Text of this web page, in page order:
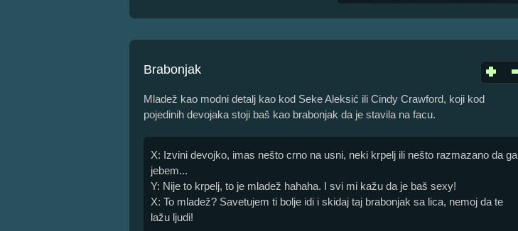
Brabonjak
Mladež kao modni detalj kao kod Seke Aleksić ili Cindy Crawford, koji kod
pojedinih devojaka stoji baš kao brabonjak da je stavila na facu.
X: Izvini devojko, imas nešto crno na usni, neki krpelj ili nešto razmazano da ga
jebem...
Y: Nije to krpelj, to je mladež hahaha. I svi mi kažu da je baš sexy!
X: To mladež? Savetujem ti bolje idi i skidaj taj brabonjak sa lica, nemoj da te
lažu ljudi!